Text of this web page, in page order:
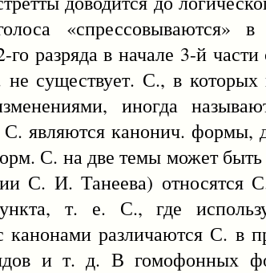
«спрессовываются»
разряда в начале 3-й части
существует. С., в которых
иногда
являются канонич. формы,
С. на две темы может быть
С. И. Танеева) относятся
т. е. С., где
канонами различаются С. в
и т. д. В гомофонных